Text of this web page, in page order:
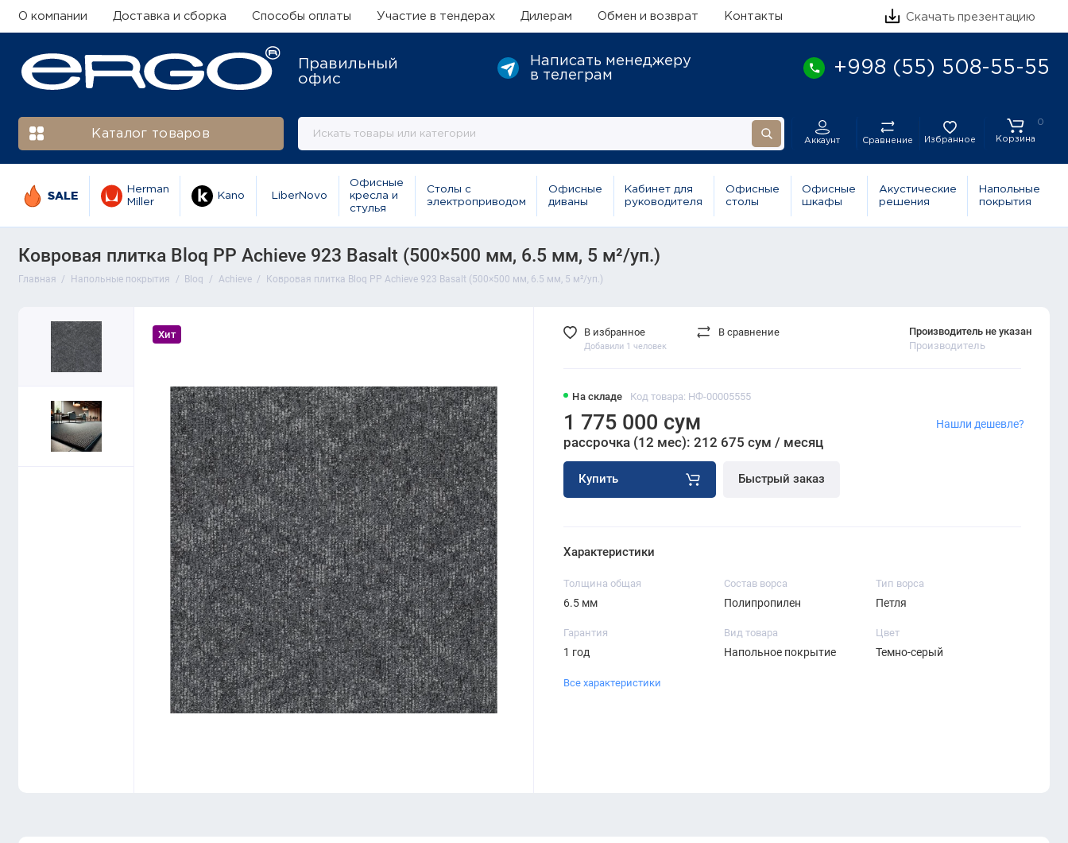
О компании Доставка и сборка Способы оплаты Участие в тендерах Дилерам Обмен и возврат Контакты Скачать презентацию
Правильный
офис
Написать менеджеру
в телеграм
+998 (55) 508-55-55
Каталог товаров
Аккаунт Сравнение Избранное
0
Корзина
SALE
Herman
Miller
Kano LiberNovo
Офисные
кресла и
стулья
Столы с
электроприводом
Офисные
диваны
Кабинет для
руководителя
Офисные
столы
Офисные
шкафы
Акустические
решения
Напольные
покрытия
Ковровая плитка Bloq PP Achieve 923 Basalt (500×500 мм, 6.5 мм, 5 м²/уп.)
Главная Напольные покрытия Bloq Achieve Ковровая плитка Bloq PP Achieve 923 Basalt (500×500 мм, 6.5 мм, 5 м²/уп.)
Хит
На складе Код товара: НФ-00005555
Производитель не указан
Производитель
1 775 000 сум
рассрочка (12 мес): 212 675 сум / месяц
Купить Быстрый заказ
Нашли дешевле?
В избранное
Добавили 1 человек
В сравнение
Характеристики
Толщина общая
6.5 мм
Состав ворса
Полипропилен
Тип ворса
Петля
Гарантия
1 год
Вид товара
Напольное покрытие
Цвет
Темно-серый
Все характеристики